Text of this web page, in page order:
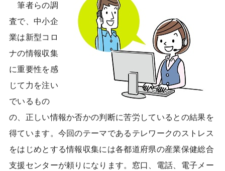
筆者らの調
査で、中小企
業は新型コロ
ナの情報収集
に重要性を感
じて力を注い
でいるもの
の、正しい情報か否かの判断に苦労しているとの結果を
得ています。今回のテーマであるテレワークのストレス
をはじめとする情報収集には各都道府県の産業保健総合
支援センターが頼りになります。窓口、電話、電子メー